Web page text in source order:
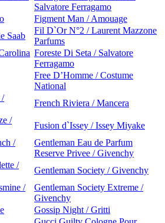
Salvatore Ferragamo
Figment Man / Amouage
Saab
Fil D`Or N°2 / Laurent Mazzone
Parfums
Foreste Di Seta / Salvatore
Ferragamo
Free D’Homme / Costume
National
/
French Riviera / Mancera
/
Fusion d`Issey / Issey Miyake
/
Gentleman Eau de Parfum
Reserve Privee / Givenchy
/
Gentleman Society / Givenchy
/
Gentleman Society Extreme /
Givenchy
Gossip Night / Gritti